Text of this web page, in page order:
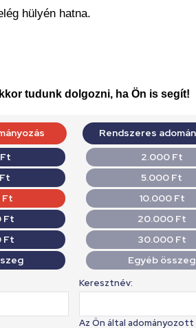
hülyén hatna.
tudunk dolgozni, ha Ön is segít!